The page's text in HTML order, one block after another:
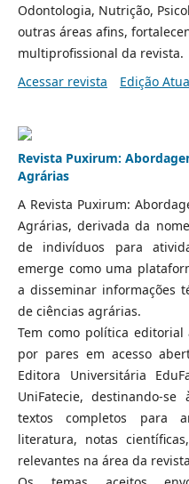
Odontologia, Nutrição,
outras áreas afins,
multiprofissional da revista.
Acessar revista
Edição
Revista Puxirum:
Agrárias
A Revista Puxirum:
Agrárias, derivada da
de indivíduos para
emerge como uma
a disseminar informações
de ciências agrárias.
Tem como política
por pares em acesso
Editora Universitária
UniFatecie, destinando-
textos completos para
literatura, notas
relevantes na área da